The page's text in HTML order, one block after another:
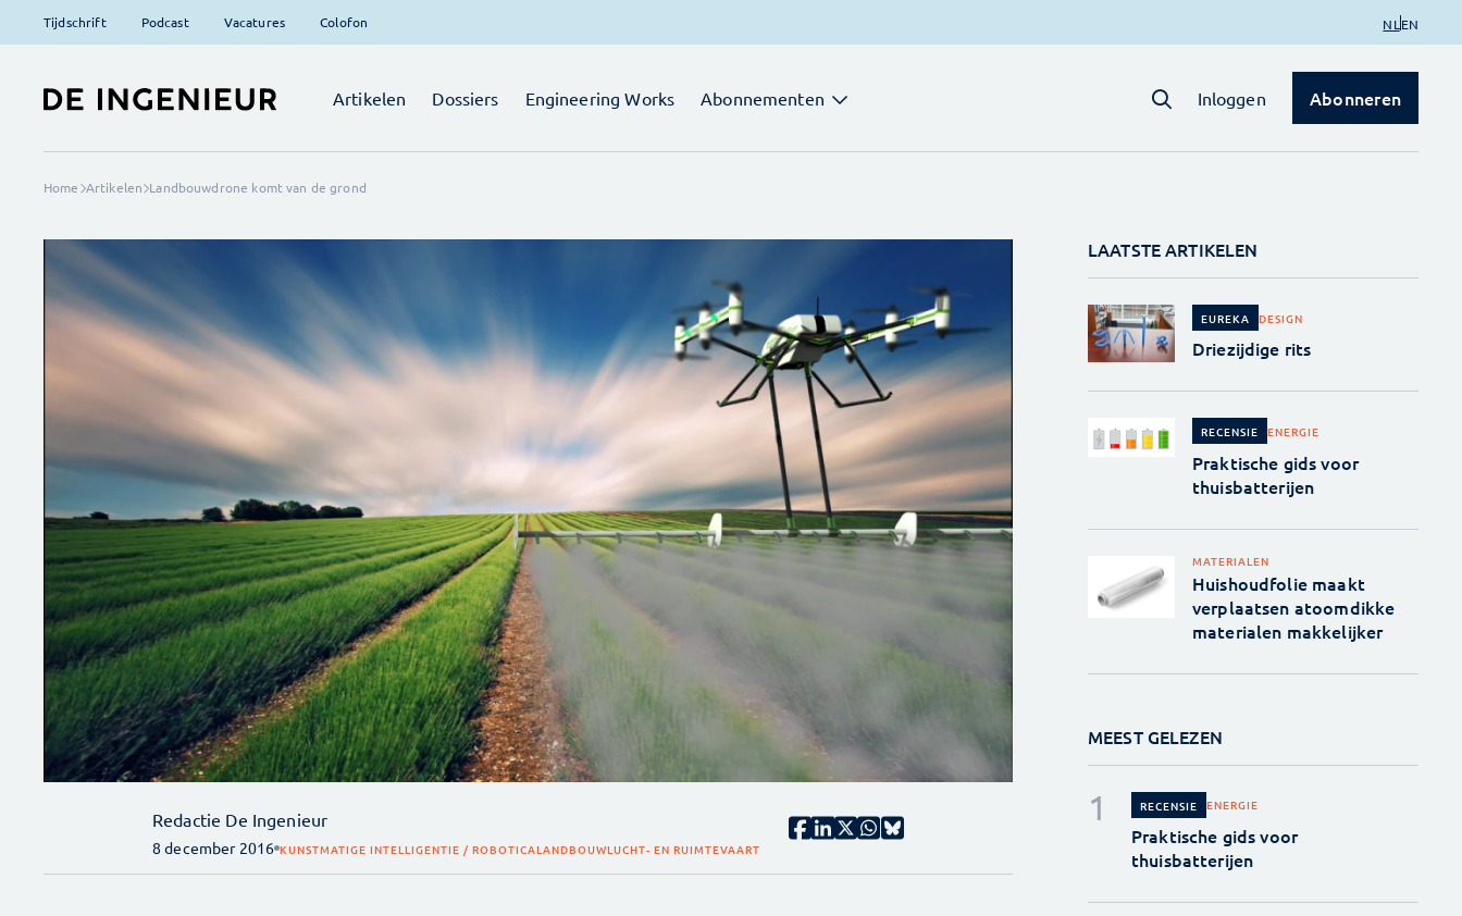
Tijdschrift Podcast Vacatures Colofon NL EN
Artikelen Dossiers Engineering Works Abonnementen Inloggen Abonneren
Home Artikelen Landbouwdrone komt van de grond
Redactie De Ingenieur
8 december 2016 KUNSTMATIGE INTELLIGENTIE / ROBOTICALANDBOUWLUCHT- EN RUIMTEVAART
LAATSTE ARTIKELEN
EUREKA DESIGN
Driezijdige rits
RECENSIE ENERGIE
Praktische gids voor
thuisbatterijen
MATERIALEN
Huishoudfolie maakt
verplaatsen atoomdikke
materialen makkelijker
MEEST GELEZEN
RECENSIE ENERGIE
Praktische gids voor
thuisbatterijen